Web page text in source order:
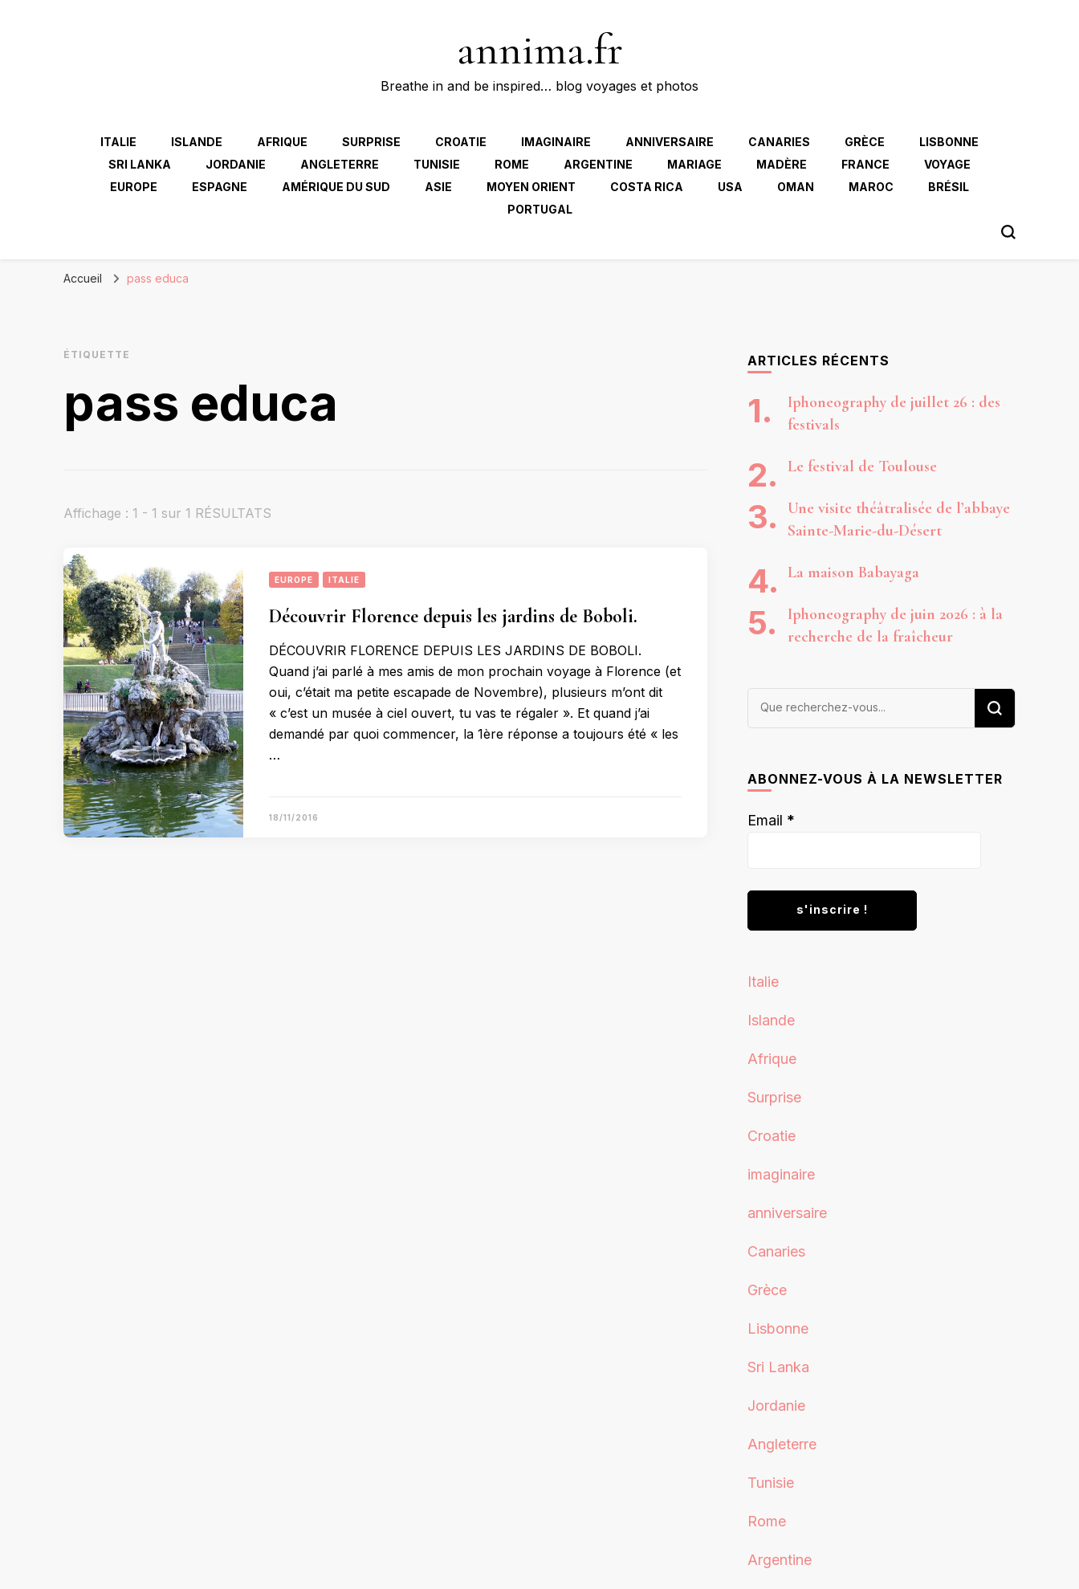
annima.fr
Breathe in and be inspired… blog voyages et photos
ITALIE ISLANDE AFRIQUE SURPRISE CROATIE IMAGINAIRE ANNIVERSAIRE CANARIES GRÈCE
LISBONNE
SRI LANKA
JORDANIE ANGLETERRE TUNISIE ROME ARGENTINE MARIAGE MADÈRE FRANCE
VOYAGE
EUROPE
ESPAGNE AMÉRIQUE DU SUD ASIE MOYEN ORIENT COSTA RICA USA OMAN MAROC
BRÉSIL
PORTUGAL
Accueil pass educa
ÉTIQUETTE
pass educa
Affichage : 1 - 1 sur 1 RÉSULTATS
EUROPE ITALIE
Découvrir Florence depuis les jardins de Boboli.
DÉCOUVRIR FLORENCE DEPUIS LES JARDINS DE BOBOLI.
Quand j’ai parlé à mes amis de mon prochain voyage à Florence (et
oui, c’était ma petite escapade de Novembre), plusieurs m’ont dit
« c’est un musée à ciel ouvert, tu vas te régaler ». Et quand j’ai
demandé par quoi commencer, la 1ère réponse a toujours été « les
…
18/11/2016
ARTICLES RÉCENTS
Iphoneography de juillet 26 : des
festivals
Le festival de Toulouse
Une visite théâtralisée de l’abbaye
Sainte-Marie-du-Désert
La maison Babayaga
Iphoneography de juin 2026 : à la
recherche de la fraîcheur
Vous
ABONNEZ-VOUS À LA NEWSLETTER
Email *
Italie
Islande
Afrique
Surprise
Croatie
imaginaire
anniversaire
Canaries
Grèce
Lisbonne
Sri Lanka
Jordanie
Angleterre
Tunisie
Rome
Argentine